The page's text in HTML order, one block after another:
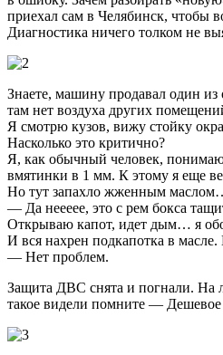
приехал сам в Челябинск, чтобы
Диагностика ничего толком не
Знаете, машину продавал один
там нет воздуха других
Я смотрю кузов, вижу стойку
Насколько это критично?
Я, как обычный человек,
вмятинки в 1 мм. К этому я еще
Но тут запахло жженным
— Да неееее, это с рем бокса
Открываю капот, идет дым… я
И вся нахрен подкапотка в
— Нет проблем.
Защита ДВС снята и погнали. На
такое видели помните —